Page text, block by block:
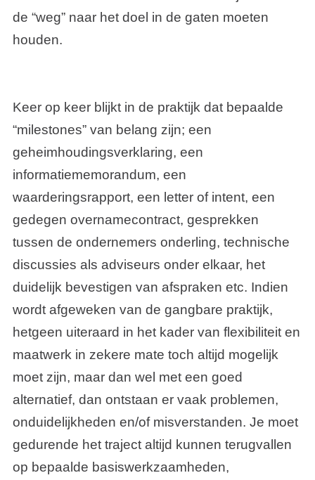
de “weg” naar het doel in de gaten moeten
houden.
Keer op keer blijkt in de praktijk dat bepaalde
“milestones” van belang zijn; een
geheimhoudingsverklaring, een
informatiememorandum, een
waarderingsrapport, een letter of intent, een
gedegen overnamecontract, gesprekken
tussen de ondernemers onderling, technische
discussies als adviseurs onder elkaar, het
duidelijk bevestigen van afspraken etc. Indien
wordt afgeweken van de gangbare praktijk,
hetgeen uiteraard in het kader van flexibiliteit en
maatwerk in zekere mate toch altijd mogelijk
moet zijn, maar dan wel met een goed
alternatief, dan ontstaan er vaak problemen,
onduidelijkheden en/of misverstanden. Je moet
gedurende het traject altijd kunnen terugvallen
op bepaalde basiswerkzaamheden,